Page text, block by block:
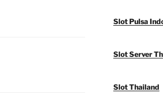
Slot Pulsa
Slot Server
Slot Thailand